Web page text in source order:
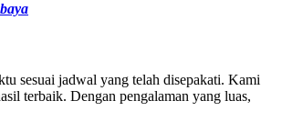
sesuai jadwal yang telah disepakati. Kami
terbaik. Dengan pengalaman yang luas,